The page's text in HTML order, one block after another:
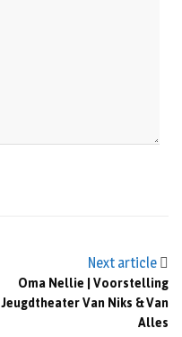
Next article
Oma Nellie | Voorstelling
Jeugdtheater Van Niks & Van
Alles